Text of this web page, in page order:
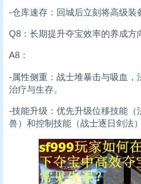
-仓库速存：回城后立刻将高级装
Q8：长期提升夺宝效率的养成方
A8：
-属性侧重：战士堆暴击与吸血
治疗与生存。
-技能升级：优先升级位移技能（
兽）和控制技能（战士逐日剑法）